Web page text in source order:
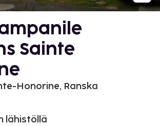
Sainte
Honorine, Ranska
lähistöllä